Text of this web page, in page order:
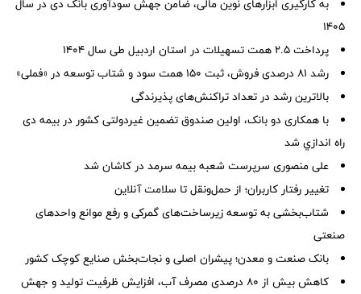
به کارگیری ابزارهای نوین مالی، ضامن جهش سودآوری بانک دی در سال
۱۴۰۵
پرداخت ۲.۵ همت تسهیلات در استان اردبیل طی سال ۱۴۰۴
رشد ۸۱ درصدی فروش، ثبت ۱۵۰ همت سود و شتاب توسعه در «فملی»
بالاترین رشد در تعداد تراکنش‌های پذیرندگی
با همکاری دو بانک، اولین صندوق تضمین غیردولتی کشور در بیمه دی
راه اندازي شد
علی منصوری سرپرست شعبه بیمه سرمد در کاشان شد
تغییر رفتار کاربران؛ از حمل‌ونقل تا سلامت آنلاین
شتاب‌بخشی به توسعه زیرساخت‌های گمركی و رفع موانع واحدهای
صنعتی
بانک صنعت و معدن؛ پیشران اصلی و نجات‌بخش صنایع کوچک کشور
کاهش بیش از ۸۰ درصدی مصرف آب، افزایش ظرفیت تولید و جهش